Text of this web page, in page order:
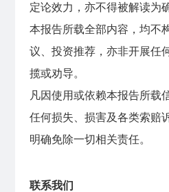
定论效力，亦不得被解读为
本报告所载全部内容，均不
议、投资推荐，亦非开展任
揽或劝导。
凡因使用或依赖本报告所载
任何损失、损害及各类索赔
明确免除一切相关责任。
联系我们